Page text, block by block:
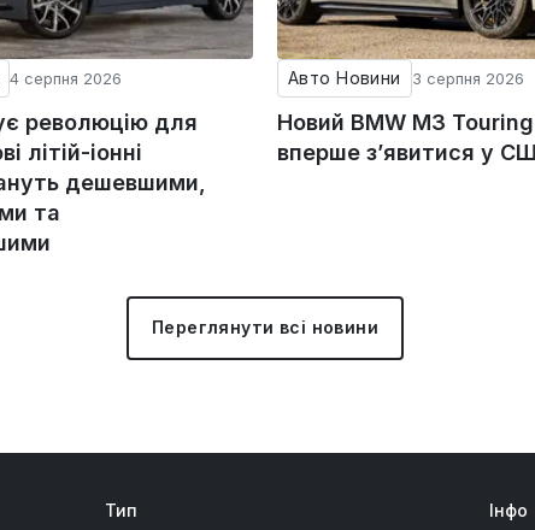
4 серпня 2026
революцію для
літій-іонні
дешевшими,
та
Авто Новини 3 серпня 2026
Новий BMW M3
вперше з’явитися у
Переглянути всі новини
Тип
Інфо